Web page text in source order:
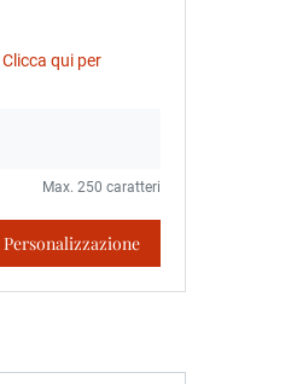
Clicca qui per
Max. 250 caratteri
Personalizzazione